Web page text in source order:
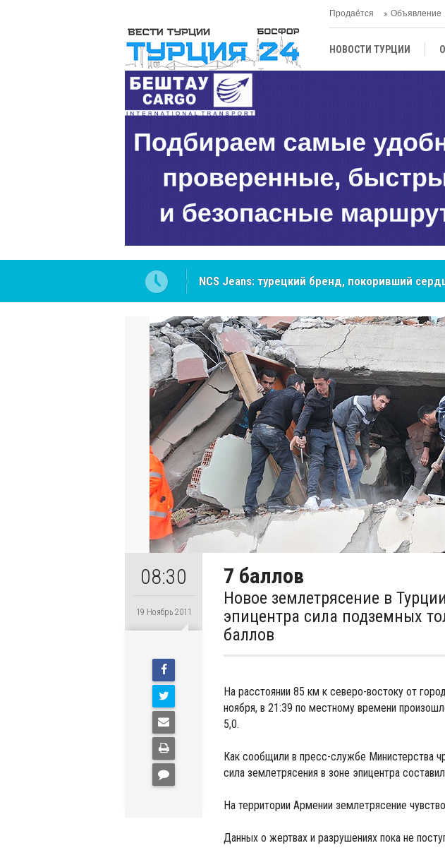
Продаётся Объявление
НОВОСТИ ТУРЦИИ
ЦЕНТРАЛЬНАЯ АЗИЯ
Cottonhill покоряет мировые рынки
08:30
19 Ноябрь 2011
7 баллов
Новое землетрясение в
эпицентра сила подземных
баллов
На расстоянии 85 км к северо-востоку от
ноября, в 21:39 по местному времени
5,0.
Как сообщили в пресс-службе Министерства
сила землетрясения в зоне эпицентра
На территории Армении землетрясение
Данных о жертвах и разрушениях пока не